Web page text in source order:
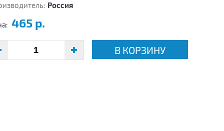
Россия
465 р.
В КОРЗИНУ